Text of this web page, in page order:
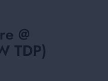
@
TDP)